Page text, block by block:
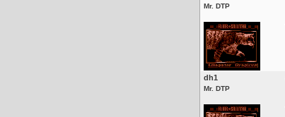
Mr. DTP
dh1
Mr. DTP